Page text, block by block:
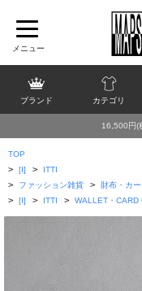
ブランド カテゴリ
16,500円(
TOP
> [I] > ITTI
> ファッション雑貨 > 財布・カ
> [I] > ITTI > WALLET・CARD